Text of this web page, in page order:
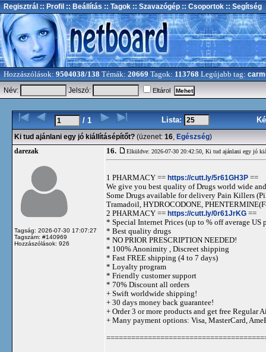
Regisztrál :: Profil :: Beállítás :: Tagok :: Szavazógép :: Csoportok :: Segítség
Hozzászólások: 9504038/138 Témák: 20669 Tagok: 113768 Legújabb tag:
Név:
Jelszó: Eltárol
/ 1 Lista:
Ki tud ajánlani egy jó kiállításépítőt? (üzenet: 16, Egészség)
darezak
Tagság: 2026-07-30 17:07:27
Tagszám: #140969
Hozzászólások: 926
16. Elküldve: 2026-07-30 20:42:50, Ki tud ajánlani egy jó
1 PHARMACY == https://cutt.ly/5r61GH3P ==
We give you best quality of Drugs world wide
Some Drugs available for delivery Pain Killers
Tramadoil, HYDROCODONE,
2 PHARMACY == https://cutt.ly/0r61JrKG ==
* Special Internet Prices (up to % off average US
* Best quality drugs
* NO PRIOR PRESCRIPTION NEEDED!
* 100% Anonimity , Discreet shipping
* Fast FREE shipping (4 to 7 days)
* Loyalty program
* Friendly customer support
* 70% Discount all orders
+ Swift worldwide shipping!
+ 30 days money back guarantee!
+ Order 3 or more products and get free Regular
+ Many payment options: Visa, MasterCard,